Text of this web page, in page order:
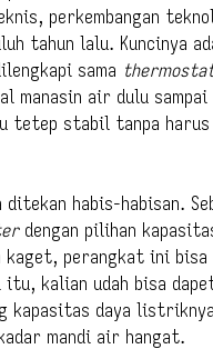
perkembangan
tahun lalu. Kuncinya
sama
air dulu sampai
tetep stabil tanpa
habis-habisan.
dengan pilihan
perangkat ini bisa
itu, kalian udah bisa
kapasitas daya
mandi air hangat.